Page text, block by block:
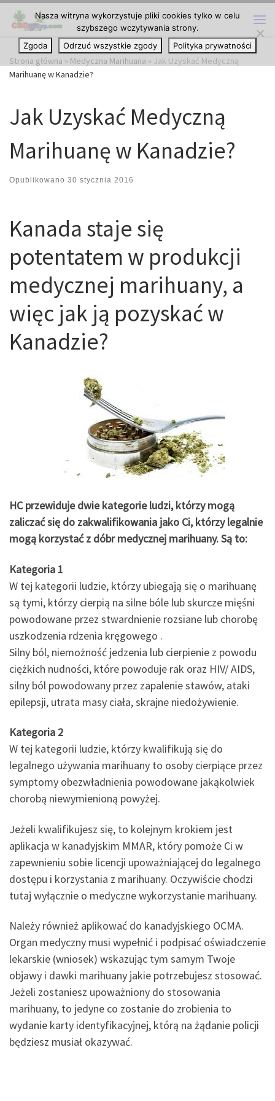
Przejdź do treści
Strona główna » Medyczna Marihuana » Jak Uzyskać Medyczną
Marihuanę w Kanadzie?
Jak Uzyskać Medyczną
Marihuanę w Kanadzie?
Opublikowano 30 stycznia 2016
Kanada staje się
potentatem w produkcji
medycznej marihuany, a
więc jak ją pozyskać w
Kanadzie?
HC przewiduje dwie kategorie ludzi, którzy mogą
zaliczać się do zakwalifikowania jako Ci, którzy legalnie
mogą korzystać z dóbr medycznej marihuany. Są to:
Kategoria 1
W tej kategorii ludzie, którzy ubiegają się o marihuanę
są tymi, którzy cierpią na silne bóle lub skurcze mięśni
powodowane przez stwardnienie rozsiane lub chorobę
uszkodzenia rdzenia kręgowego .
Silny ból, niemożność jedzenia lub cierpienie z powodu
ciężkich nudności, które powoduje rak oraz HIV/ AIDS,
silny ból powodowany przez zapalenie stawów, ataki
epilepsji, utrata masy ciała, skrajne niedożywienie.
Kategoria 2
W tej kategorii ludzie, którzy kwalifikują się do
legalnego używania marihuany to osoby cierpiące przez
symptomy obezwładnienia powodowane jakąkolwiek
chorobą niewymienioną powyżej.
Jeżeli kwalifikujesz się, to kolejnym krokiem jest
aplikacja w kanadyjskim MMAR, który pomoże Ci w
zapewnieniu sobie licencji upoważniającej do legalnego
dostępu i korzystania z marihuany. Oczywiście chodzi
tutaj wyłącznie o medyczne wykorzystanie marihuany.
Należy również aplikować do kanadyjskiego OCMA.
Organ medyczny musi wypełnić i podpisać oświadczenie
lekarskie (wniosek) wskazując tym samym Twoje
objawy i dawki marihuany jakie potrzebujesz stosować.
Jeżeli zostaniesz upoważniony do stosowania
marihuany, to jedyne co zostanie do zrobienia to
wydanie karty identyfikacyjnej, którą na żądanie policji
będziesz musiał okazywać.
Nasza witryna wykorzystuje pliki cookies tylko w celu
szybszego wczytywania strony.
Zgoda
Odrzuć wszystkie zgody Polityka prywatności